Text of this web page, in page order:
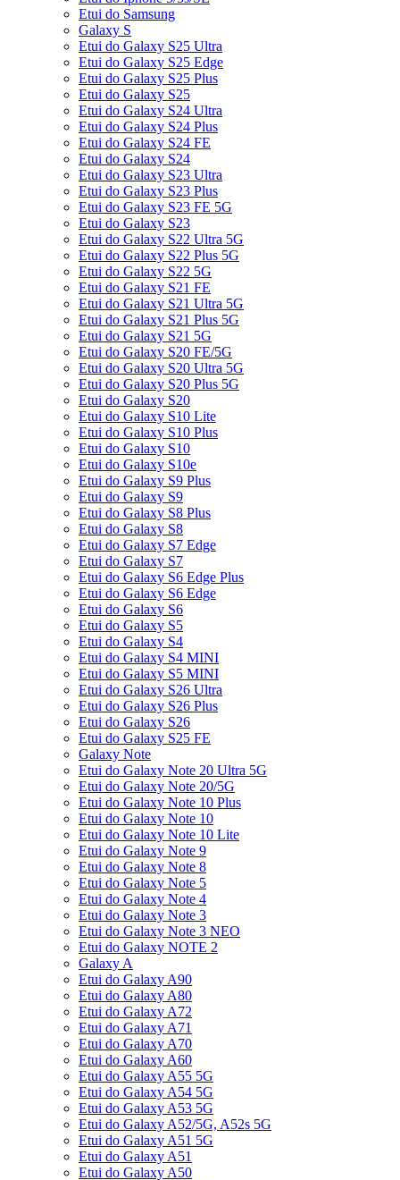
Etui do Samsung
Galaxy S
Etui do Galaxy S25 Ultra
Etui do Galaxy S25 Edge
Etui do Galaxy S25 Plus
Etui do Galaxy S25
Etui do Galaxy S24 Ultra
Etui do Galaxy S24 Plus
Etui do Galaxy S24 FE
Etui do Galaxy S24
Etui do Galaxy S23 Ultra
Etui do Galaxy S23 Plus
Etui do Galaxy S23 FE 5G
Etui do Galaxy S23
Etui do Galaxy S22 Ultra 5G
Etui do Galaxy S22 Plus 5G
Etui do Galaxy S22 5G
Etui do Galaxy S21 FE
Etui do Galaxy S21 Ultra 5G
Etui do Galaxy S21 Plus 5G
Etui do Galaxy S21 5G
Etui do Galaxy S20 FE/5G
Etui do Galaxy S20 Ultra 5G
Etui do Galaxy S20 Plus 5G
Etui do Galaxy S20
Etui do Galaxy S10 Lite
Etui do Galaxy S10 Plus
Etui do Galaxy S10
Etui do Galaxy S10e
Etui do Galaxy S9 Plus
Etui do Galaxy S9
Etui do Galaxy S8 Plus
Etui do Galaxy S8
Etui do Galaxy S7 Edge
Etui do Galaxy S7
Etui do Galaxy S6 Edge Plus
Etui do Galaxy S6 Edge
Etui do Galaxy S6
Etui do Galaxy S5
Etui do Galaxy S4
Etui do Galaxy S4 MINI
Etui do Galaxy S5 MINI
Etui do Galaxy S26 Ultra
Etui do Galaxy S26 Plus
Etui do Galaxy S26
Etui do Galaxy S25 FE
Galaxy Note
Etui do Galaxy Note 20 Ultra 5G
Etui do Galaxy Note 20/5G
Etui do Galaxy Note 10 Plus
Etui do Galaxy Note 10
Etui do Galaxy Note 10 Lite
Etui do Galaxy Note 9
Etui do Galaxy Note 8
Etui do Galaxy Note 5
Etui do Galaxy Note 4
Etui do Galaxy Note 3
Etui do Galaxy Note 3 NEO
Etui do Galaxy NOTE 2
Galaxy A
Etui do Galaxy A90
Etui do Galaxy A80
Etui do Galaxy A72
Etui do Galaxy A71
Etui do Galaxy A70
Etui do Galaxy A60
Etui do Galaxy A55 5G
Etui do Galaxy A54 5G
Etui do Galaxy A53 5G
Etui do Galaxy A52/5G, A52s 5G
Etui do Galaxy A51 5G
Etui do Galaxy A51
Etui do Galaxy A50